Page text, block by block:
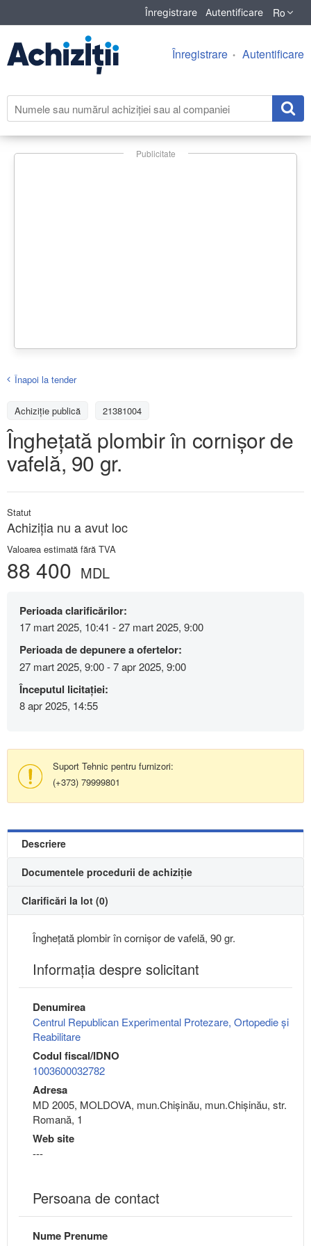
Înregistrare Autentificare Ro
Înregistrare Autentificare
Publicitate
Înapoi la tender
Achiziţie publică 21381004
Înghețată plombir în cornișor de
vafelă, 90 gr.
Statut
Achiziţia nu a avut loc
Valoarea estimată fără TVA
88 400 MDL
Perioada clarificărilor:
17 mart 2025, 10:41 - 27 mart 2025, 9:00
Perioada de depunere a ofertelor:
27 mart 2025, 9:00 - 7 apr 2025, 9:00
Începutul licitației:
8 apr 2025, 14:55
Suport Tehnic pentru furnizori:
(+373) 79999801
Descriere
Documentele procedurii de achiziție
Clarificări la lot (0)
Înghețată plombir în cornișor de vafelă, 90 gr.
Informaţia despre solicitant
Denumirea
Centrul Republican Experimental Protezare, Ortopedie și
Reabilitare
Codul fiscal/IDNO
1003600032782
Adresa
MD 2005, MOLDOVA, mun.Chişinău, mun.Chişinău, str.
Romană, 1
Web site
---
Persoana de contact
Nume Prenume